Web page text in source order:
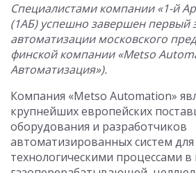
Специалистами компании «1-й
(1АБ) успешно завершен первый
автоматизации московского
финской компании «Metso
Автоматизация»).
Компания «Metso Automation»
крупнейших европейских
оборудования и разработчиков
автоматизированных систем
технологическими процессами в